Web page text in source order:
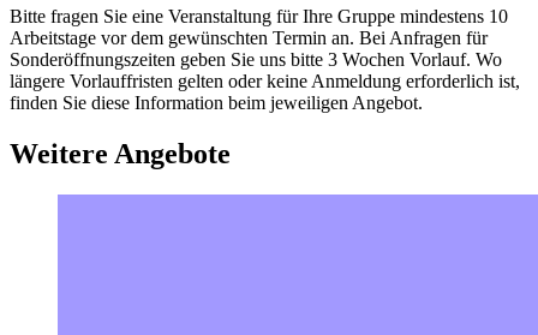
Bitte fragen Sie eine Veranstaltung für Ihre Gruppe mindestens 10
Arbeitstage vor dem gewünschten Termin an. Bei Anfragen für
Sonderöffnungszeiten geben Sie uns bitte 3 Wochen Vorlauf. Wo
längere Vorlauffristen gelten oder keine Anmeldung erforderlich ist,
finden Sie diese Information beim jeweiligen Angebot.
Weitere Angebote